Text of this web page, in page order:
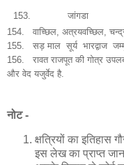
153.
जांगडा
154. वाच्छिल, अत्रयवच्छिल,
155. सड़ माल सूर्य भारद्वाज
156. रावत राजपूत की गोत्र
और वेद यजुर्वेद है.
नोट -
क्षत्रियों का इतिहास
इस लेख का प्राप्त